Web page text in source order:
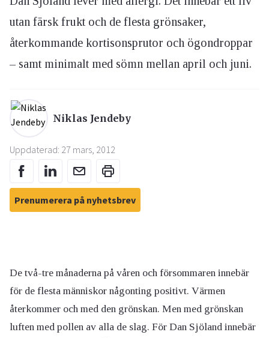
utan färsk frukt och de flesta grönsaker,
återkommande kortisonsprutor och ögondroppar
– samt minimalt med sömn mellan april och juni.
Niklas Jendeby
Uppdaterad: 27 mars, 2012
Prenumerera på nyhetsbrev
De två-tre månaderna på våren och försommaren innebär
för de flesta människor någonting positivt. Värmen
återkommer och med den grönskan. Men med grönskan
luften med pollen av alla de slag. För Dan Sjöland innebär